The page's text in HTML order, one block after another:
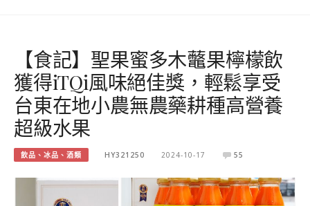
【食記】聖果蜜多木虌果檸檬飲
獲得iTQi風味絕佳獎，輕鬆享受
台東在地小農無農藥耕種高營養
超級水果
飲品、冰品、酒類 HY321250 2024-10-17 55